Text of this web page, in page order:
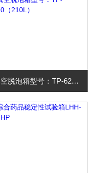
真空脱泡箱型号：TP-6210（210L）